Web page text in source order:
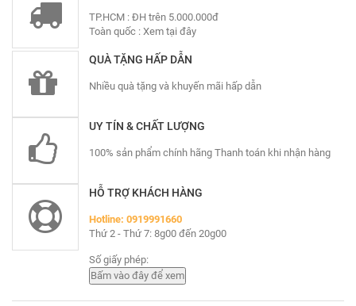
TP.HCM : ĐH trên 5.000.000đ
Toàn quốc : Xem tại đây
QUÀ TẶNG HẤP DẪN
Nhiều quà tặng và khuyến mãi hấp dẫn
UY TÍN & CHẤT LƯỢNG
100% sản phẩm chính hãng Thanh toán khi nhận hàng
HỖ TRỢ KHÁCH HÀNG
Hotline: 0919991660
Thứ 2 - Thứ 7: 8g00 đến 20g00
Số giấy phép: